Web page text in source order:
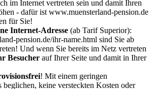
im Internet vertreten sein und damit Ihren
- dafür ist www.muensterland-pension.de
für Sie!
Internet-Adresse (ab Tarif Superior):
pension.de/ihr-name.html sind Sie ab
Und wenn Sie bereits im Netz vertreten
Besucher auf Ihrer Seite und damit in Ihrer
! Mit einem geringen
beglichen, keine versteckten Kosten oder